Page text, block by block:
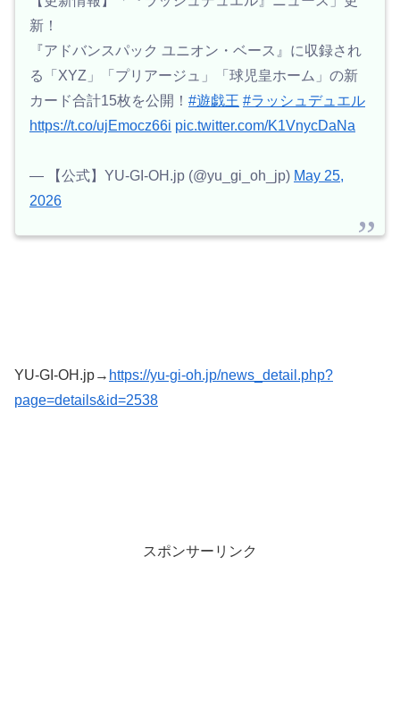
新！
『アドバンスパック ユニオン・ベース』に収録され
る「XYZ」「プリアージュ」「球児皇ホーム」の新
カード合計15枚を公開！ #遊戯王 #ラッシュデュエル
https://t.co/ujEmocz66i pic.twitter.com/K1VnycDaNa
— 【公式】YU-GI-OH.jp (@yu_gi_oh_jp) May 25,
2026
YU-GI-OH.jp→ https://yu-gi-oh.jp/news_detail.php?
page=details&id=2538
スポンサーリンク